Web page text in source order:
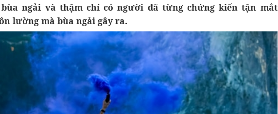
ngải và thậm chí có người đã từng chứng kiến tận mắt
lường mà bùa ngải gây ra.